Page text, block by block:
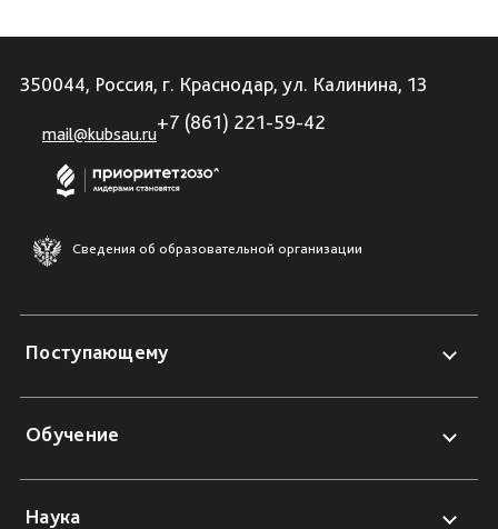
350044, Россия, г. Краснодар, ул. Калинина, 13
mail@kubsau.ru
+7 (861) 221-59-42
Сведения об образовательной организации
Поступающему
Обучение
Наука